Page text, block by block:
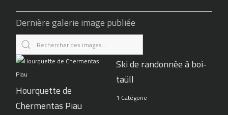
Dernière galerie image publiée
Hourquette de
Chermentas Piau
Ski de randonnée à boi-
taüll
1 Catégorie